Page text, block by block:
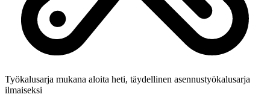
Työkalusarja mukana aloita heti, täydellinen asennustyökalusarja
ilmaiseksi